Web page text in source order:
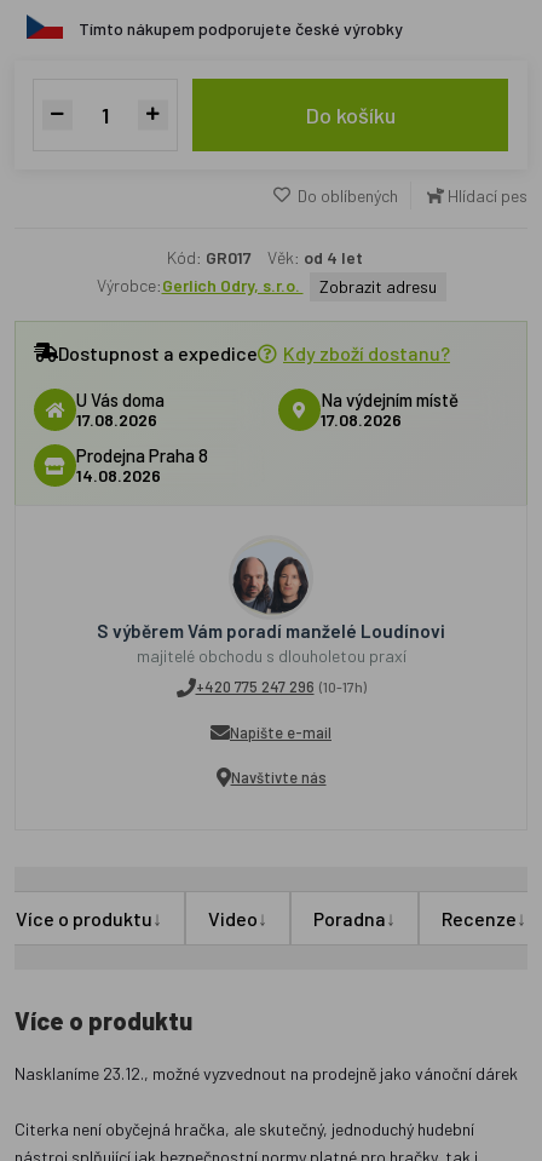
Tímto nákupem podporujete české výrobky
Do košíku
Do oblíbených Hlídací pes
Kód: GR017 Věk: od 4 let
Výrobce:Gerlich Odry, s.r.o. Zobrazit adresu
Dostupnost a expedice Kdy zboží dostanu?
U Vás doma
17.08.2026
Na výdejním místě
17.08.2026
Prodejna Praha 8
14.08.2026
S výběrem Vám poradí manželé Loudínovi
majitelé obchodu s dlouholetou praxí
+420 775 247 296 (10-17h)
Napište e-mail
Navštivte nás
Více o produktu↓ Video↓ Poradna↓ Recenze↓
Více o produktu
Nasklaníme 23.12., možné vyzvednout na prodejně jako vánoční dárek
Citerka není obyčejná hračka, ale skutečný, jednoduchý hudební